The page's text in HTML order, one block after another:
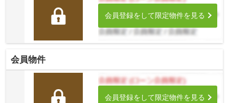
会員登録をして限定物件を見る
会員物件
会員登録をして限定物件を見る